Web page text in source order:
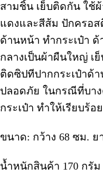
สามชิ้น เย็บติดกัน ใช้
แดงและสีส้ม ปักครอ
ด้านหน้า ทำกระเป๋า ด้
กลางเป็นผ้าผืนใหญ่ เ
ติดซิปทีปากกระเป๋าด้
ปลอดภัย ในกรณีที่บาง
กระเป๋า ทำให้เรียบร้อ
ขนาด: กว้าง 68 ซม. ย
น้ำหนักสินค้า 170 กรัม